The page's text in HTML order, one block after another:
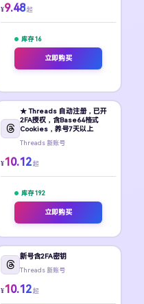
¥9.48 起
库存 16
立即购买
★ Threads 自动注册，已开
2FA授权，含Base64格式
Cookies，养号7天以上
Threads 新账号
¥10.12 起
库存 192
立即购买
新号含2FA密钥
Threads 新账号
¥10.12 起